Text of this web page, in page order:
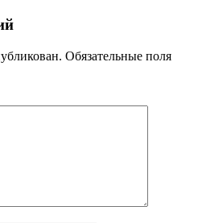
Обязательные поля